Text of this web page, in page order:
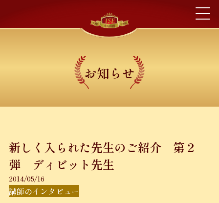
お知らせ
新しく入られた先生のご紹介 第２
弾 ディビット先生
2014/05/16
講師のインタビュー